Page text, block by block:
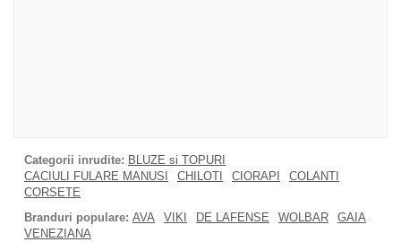
Categorii inrudite: BLUZE si TOPURI
CACIULI FULARE MANUSI
CHILOTI CIORAPI
COLANTI
CORSETE
Branduri populare: AVA VIKI DE LAFENSE WOLBAR
GAIA
VENEZIANA